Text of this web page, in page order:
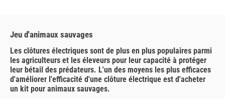
Jeu d'animaux sauvages
Les clôtures électriques sont de plus en plus populaires parmi
les agriculteurs et les éleveurs pour leur capacité à protéger
leur bétail des prédateurs. L'un des moyens les plus efficaces
d'améliorer l'efficacité d'une clôture électrique est d'acheter
un kit pour animaux sauvages.